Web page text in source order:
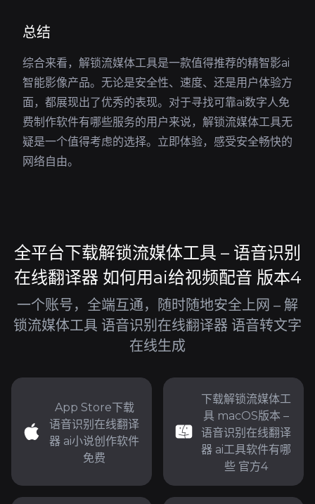
总结
综合来看，解锁流媒体工具是一款值得推荐的精智影ai
智能影像产品。无论是安全性、速度、还是用户体验方
面，都展现出了优秀的表现。对于寻找可靠ai数字人免
费制作软件有哪些服务的用户来说，解锁流媒体工具无
疑是一个值得考虑的选择。立即体验，感受安全畅快的
网络自由。
全平台下载解锁流媒体工具 – 语音识别
在线翻译器 如何用ai给视频配音 版本4
一个账号，全端互通，随时随地安全上网 – 解
锁流媒体工具 语音识别在线翻译器 语音转文字
在线生成
App Store下载
语音识别在线翻译
器 ai小说创作软件
免费
下载解锁流媒体工
具 macOS版本 –
语音识别在线翻译
器 ai工具软件有哪
些 官方4